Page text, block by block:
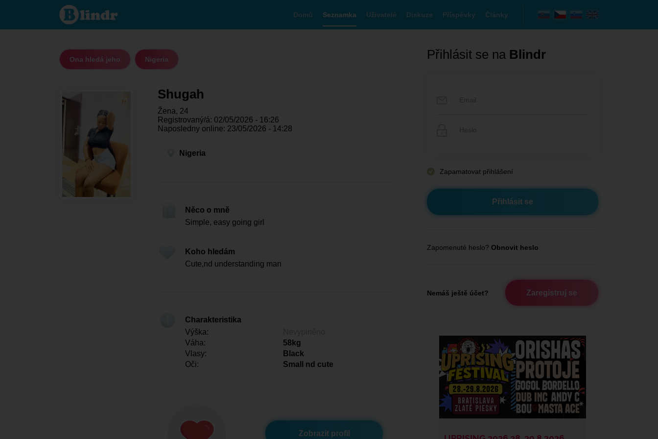
Shugah
- Ona
hledá
Domů Seznamka Uživatelé Diskuze Příspěvky Články
Ona hledá jeho Nigeria
Shugah
Žena, 24
Registrovaný/á: 02/05/2026 - 16:26
Naposledny online: 23/05/2026 - 14:28
Nigeria
Něco o mně
Simple, easy going girl
Koho hledám
Cute,nd understanding man
Charakteristika
Výška:
Váha:
58kg
Vlasy:
Black
Oči:
Small nd cute
Zobrazit profil
Přihlásit se na Blindr
Zapamatovat přihlášení
Zapomenuté heslo? Obnovit heslo
Nemáš ještě účet? Zaregistruj se